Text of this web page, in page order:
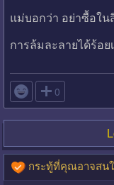
แม่บอกว่า อย่าซื้อใน
การล้มละลายได้ร้อย
 0
กระทู้ที่คุณอาจสน